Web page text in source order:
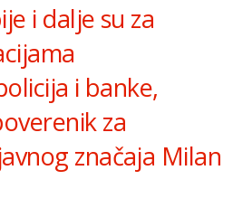
i dalje su za
i banke,
za
značaja Milan